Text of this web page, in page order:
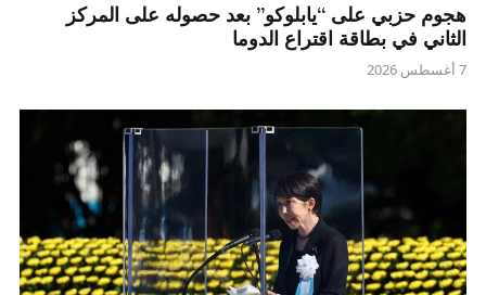
هجوم حزبي على “يابلوكو” بعد حصوله على المركز
الثاني في بطاقة اقتراع الدوما
7 أغسطس 2026